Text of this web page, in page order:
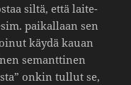
siltä, että laite­
paikal­laan sen
käydä kauan
semant­tinen
onkin tullut se,